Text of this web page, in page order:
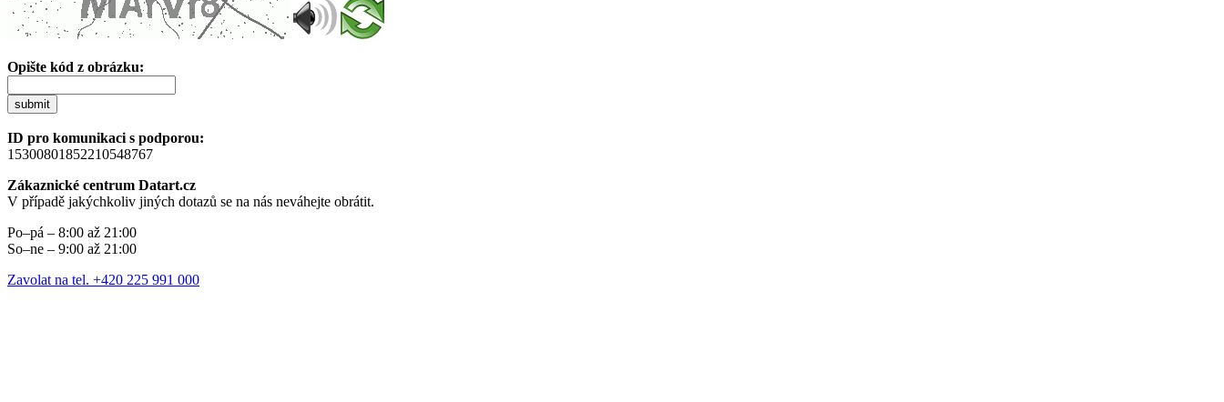
Opište kód z obrázku:
submit
ID pro komunikaci s podporou:
15300801852210548767
Zákaznické centrum Datart.cz
V případě jakýchkoliv jiných dotazů se na nás neváhejte obrátit.
Po–pá – 8:00 až 21:00
So–ne – 9:00 až 21:00
Zavolat na tel. +420 225 991 000